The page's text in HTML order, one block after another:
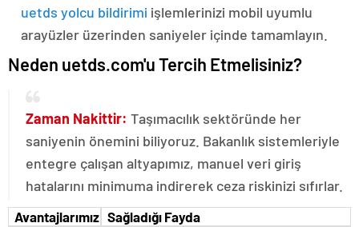
uetds yolcu bildirimi işlemlerinizi mobil uyumlu
arayüzler üzerinden saniyeler içinde tamamlayın.
Neden uetds.com'u Tercih Etmelisiniz?
Zaman Nakittir: Taşımacılık sektöründe her
saniyenin önemini biliyoruz. Bakanlık sistemleriyle
entegre çalışan altyapımız, manuel veri giriş
hatalarını minimuma indirerek ceza riskinizi sıfırlar.
Avantajlarımız Sağladığı Fayda